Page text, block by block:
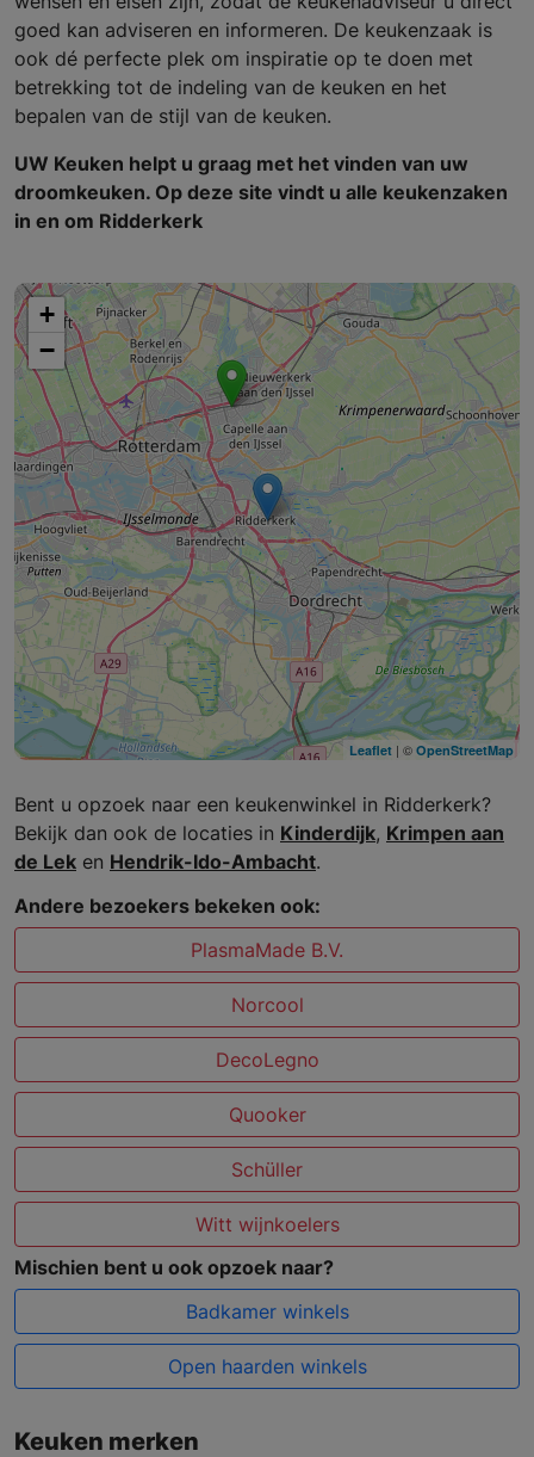
goed kan adviseren en informeren. De keukenzaak is
ook dé perfecte plek om inspiratie op te doen met
betrekking tot de indeling van de keuken en het
bepalen van de stijl van de keuken.
UW Keuken helpt u graag met het vinden van uw
droomkeuken. Op deze site vindt u alle keukenzaken
in en om Ridderkerk
+
−
Leaflet | © OpenStreetMap
Bent u opzoek naar een keukenwinkel in Ridderkerk?
Bekijk dan ook de locaties in Kinderdijk, Krimpen aan
de Lek en Hendrik-Ido-Ambacht.
Andere bezoekers bekeken ook:
PlasmaMade B.V.
Norcool
DecoLegno
Quooker
Schüller
Witt wijnkoelers
Mischien bent u ook opzoek naar?
Badkamer winkels
Open haarden winkels
Keuken merken